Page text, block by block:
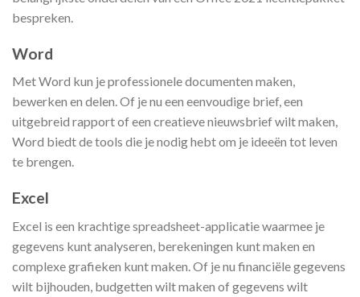
bespreken.
Word
Met Word kun je professionele documenten maken,
bewerken en delen. Of je nu een eenvoudige brief, een
uitgebreid rapport of een creatieve nieuwsbrief wilt maken,
Word biedt de tools die je nodig hebt om je ideeën tot leven
te brengen.
Excel
Excel is een krachtige spreadsheet-applicatie waarmee je
gegevens kunt analyseren, berekeningen kunt maken en
complexe grafieken kunt maken. Of je nu financiële gegevens
wilt bijhouden, budgetten wilt maken of gegevens wilt